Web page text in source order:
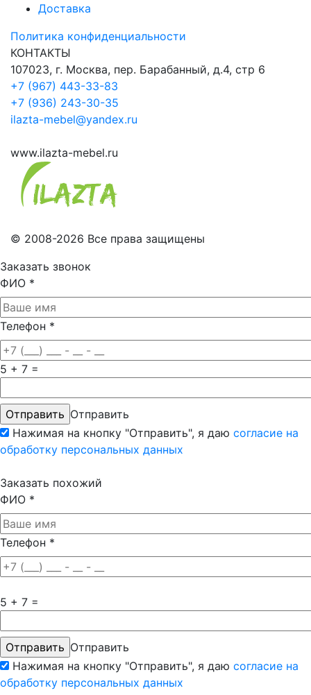
Доставка
Политика конфиденциальности
КОНТАКТЫ
107023, г. Москва, пер. Барабанный, д.4, стр 6
+7 (967) 443-33-83
+7 (936) 243-30-35
ilazta-mebel@yandex.ru
www.ilazta-mebel.ru
© 2008-2026 Все права защищены
Заказать звонок
ФИО *
Телефон *
5 + 7 =
Отправить
Нажимая на кнопку "Отправить", я даю согласие на
обработку персональных данных
Заказать похожий
ФИО *
Телефон *
5 + 7 =
Отправить
Нажимая на кнопку "Отправить", я даю согласие на
обработку персональных данных